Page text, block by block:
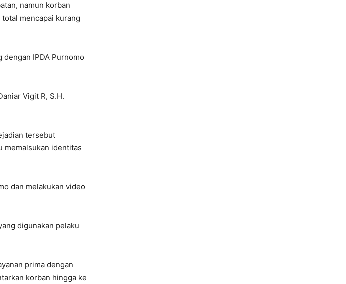
namun korban
mencapai kurang
IPDA Purnomo
Vigit R, S.H.
tersebut
memalsukan identitas
dan melakukan video
digunakan pelaku
prima dengan
korban hingga ke